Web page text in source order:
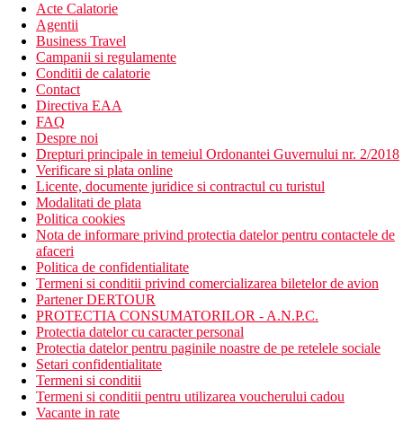
Acte Calatorie
Agentii
Business Travel
Campanii si regulamente
Conditii de calatorie
Contact
Directiva EAA
FAQ
Despre noi
Drepturi principale in temeiul Ordonantei Guvernului nr. 2/2018
Verificare si plata online
Licente, documente juridice si contractul cu turistul
Modalitati de plata
Politica cookies
Nota de informare privind protectia datelor pentru contactele de
afaceri
Politica de confidentialitate
Termeni si conditii privind comercializarea biletelor de avion
Partener DERTOUR
PROTECTIA CONSUMATORILOR - A.N.P.C.
Protectia datelor cu caracter personal
Protectia datelor pentru paginile noastre de pe retelele sociale
Setari confidentialitate
Termeni si conditii
Termeni si conditii pentru utilizarea voucherului cadou
Vacante in rate